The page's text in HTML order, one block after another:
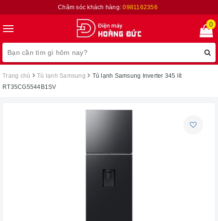
Chăm sóc khách hàng:0981162356
Toggle
navigation
0
Trang chủ Tủ lạnh Samsung
Tủ lạnh Samsung Inverter 345 lít
RT35CG5544B1SV